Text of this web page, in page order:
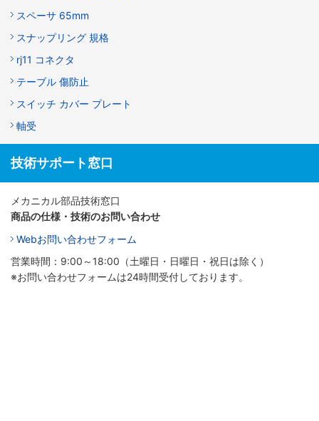
スペーサ 65mm
スナップリング 規格
rj11 コネクタ
テーブル 傷防止
スイッチ カバー プレート
軸受
技術サポート窓口
メカニカル部品技術窓口
商品の仕様・技術のお問い合わせ
Webお問い合わせフォーム
営業時間：9:00～18:00（土曜日・日曜日・祝日は除く）
※お問い合わせフォームは24時間受付しております。